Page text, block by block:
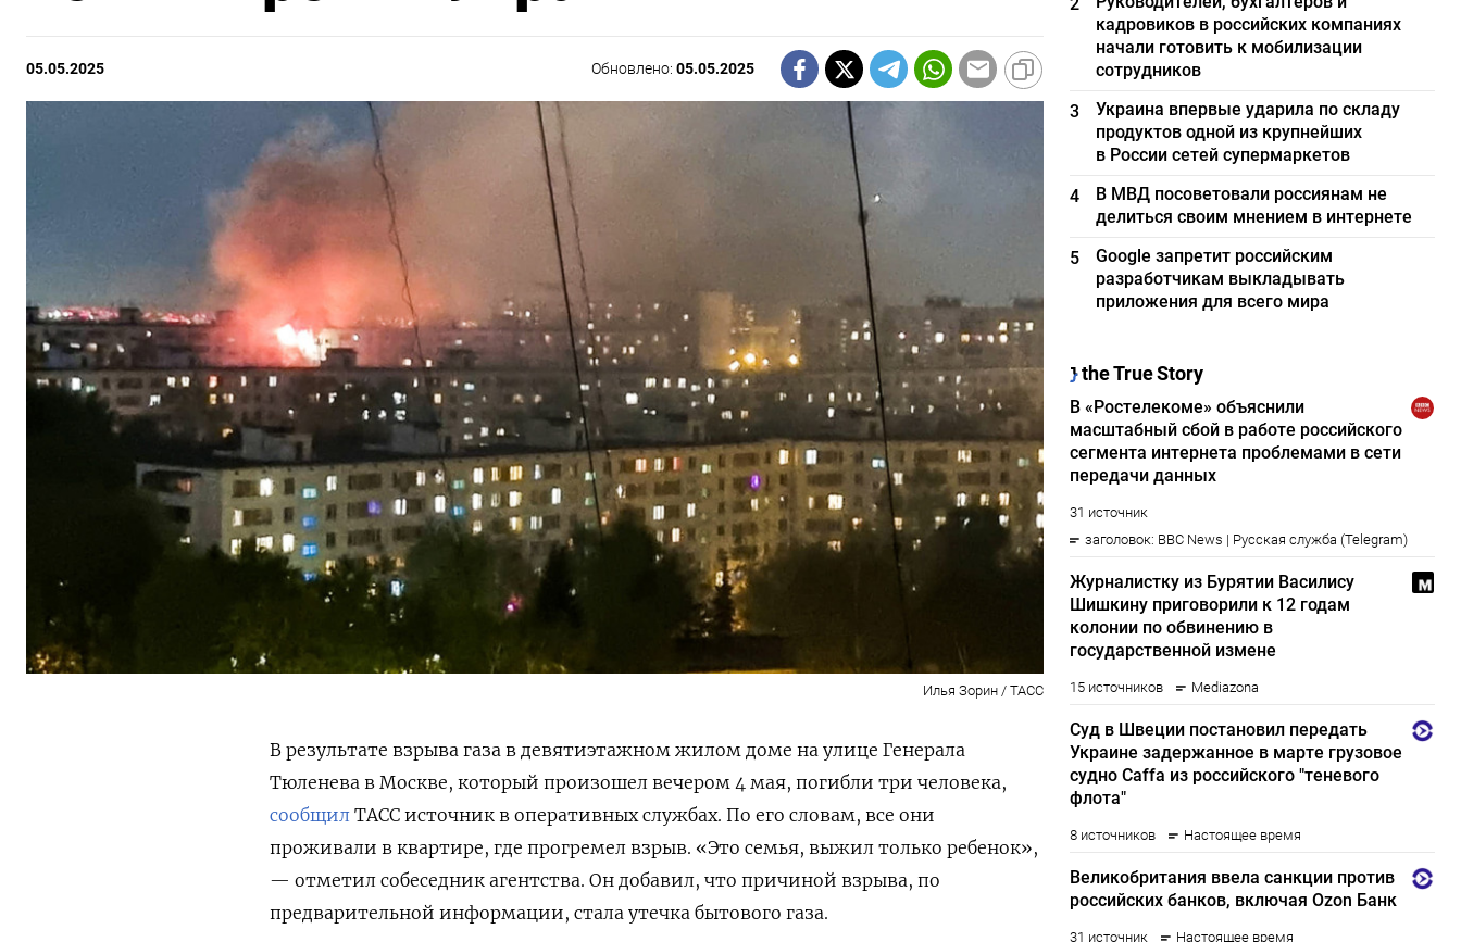
05.05.2025 Обновлено:05.05.2025
Илья Зорин / ТАСС
В результате взрыва газа в девятиэтажном жилом доме на улице Генерала
Тюленева в Москве, который произошел вечером 4 мая, погибли три человека,
сообщил ТАСС источник в оперативных службах. По его словам, все они
проживали в квартире, где прогремел взрыв. «Это семья, выжил только ребенок»,
— отметил собеседник агентства. Он добавил, что причиной взрыва, по
предварительной информации, стала утечка бытового газа.
кадровиков в российских компаниях
начали готовить к мобилизации
сотрудников
3
Украина впервые ударила по складу
продуктов одной из крупнейших
в России сетей супермаркетов
4
В МВД посоветовали россиянам не
делиться своим мнением в интернете
5
Google запретит российским
разработчикам выкладывать
приложения для всего мира